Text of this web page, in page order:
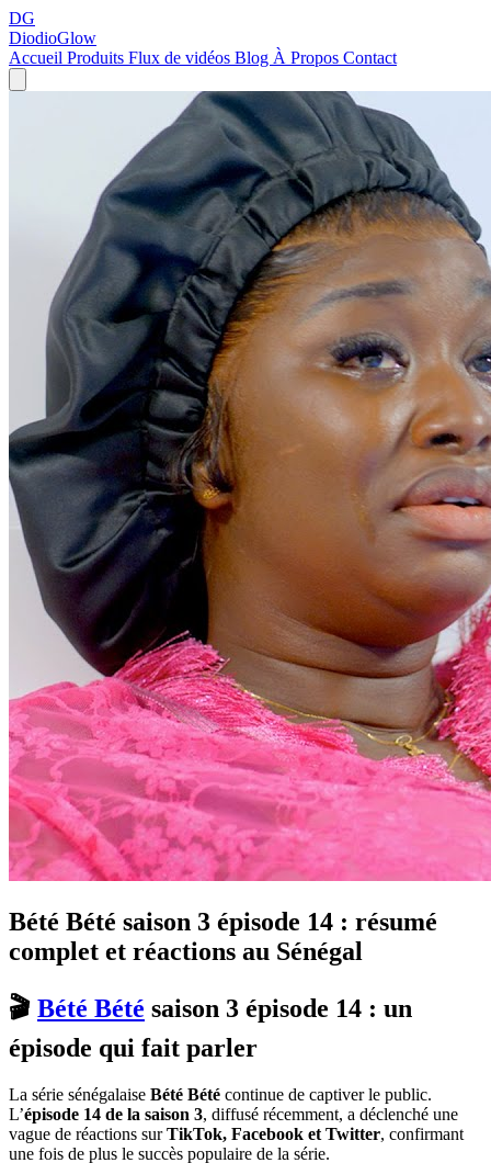
DG
DiodioGlow
Accueil Produits Flux de vidéos Blog À Propos Contact
Bété Bété saison 3 épisode 14 : résumé
complet et réactions au Sénégal
🎬 Bété Bété saison 3 épisode 14 : un
épisode qui fait parler
La série sénégalaise Bété Bété continue de captiver le public.
L’épisode 14 de la saison 3, diffusé récemment, a déclenché une
vague de réactions surTikTok, Facebook et Twitter, confirmant
une fois de plus le succès populaire de la série.